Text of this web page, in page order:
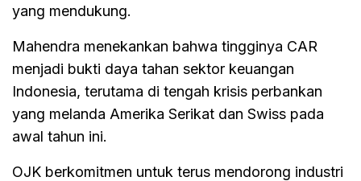
yang mendukung.
Mahendra menekankan bahwa tingginya CAR
menjadi bukti daya tahan sektor keuangan
Indonesia, terutama di tengah krisis perbankan
yang melanda Amerika Serikat dan Swiss pada
awal tahun ini.
OJK berkomitmen untuk terus mendorong industri